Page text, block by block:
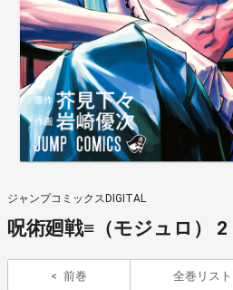
ジャンプコミックスDIGITAL
呪術廻戦≡（モジュロ） 2
前巻 全巻リスト